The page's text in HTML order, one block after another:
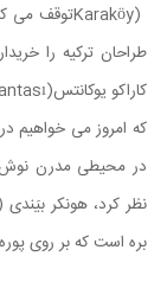
Karaköy)توقف می
طراحان ترکیه را
کاراکو یوکانتس
که امروز می خواهیم
در محیطی مدرن نوش
نظر کرد، هونکر بیَندی
بره است که بر روی